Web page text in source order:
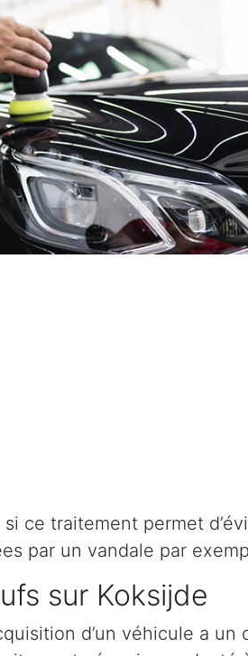
ce traitement permet
par un vandale par
sur Koksijde
d’un véhicule a